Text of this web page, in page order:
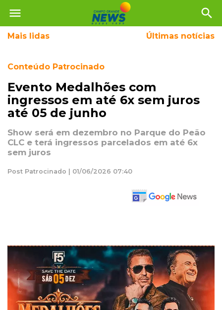
menu search
Mais lidas Últimas notícias
Conteúdo Patrocinado
Evento Medalhões com
ingressos em até 6x sem juros
até 05 de junho
Show será em dezembro no Parque do Peão
CLC e terá ingressos parcelados em até 6x
sem juros
Post Patrocinado | 01/06/2026 07:40